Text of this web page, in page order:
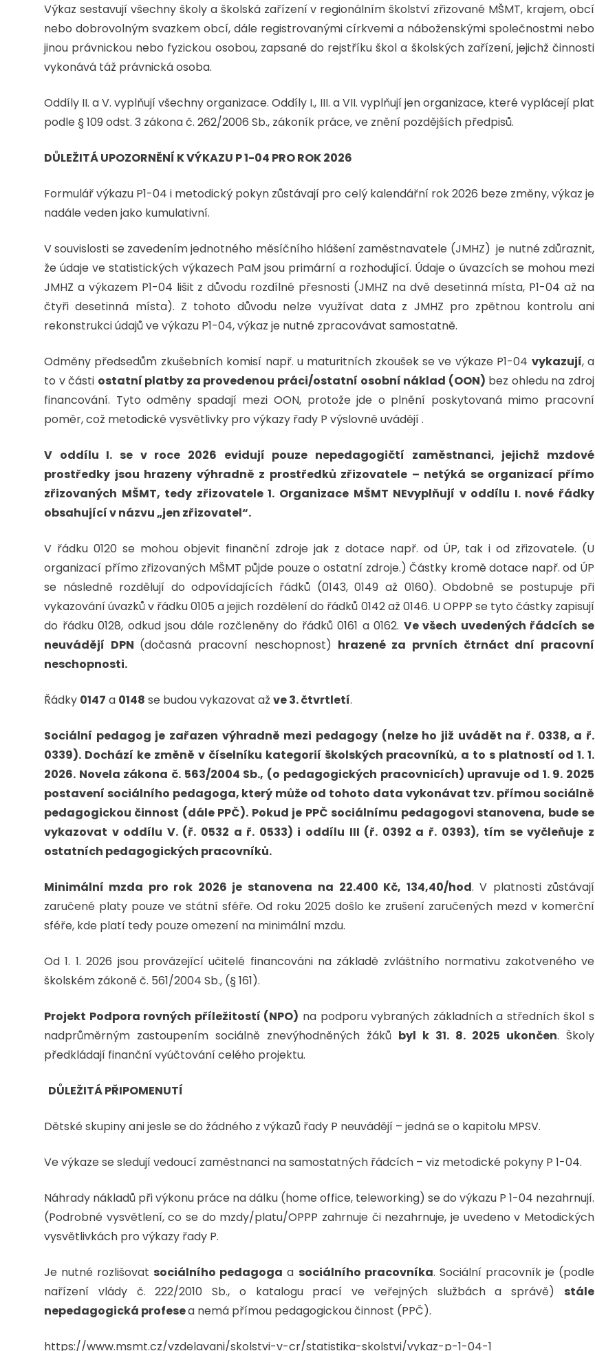
Výkaz sestavují všechny školy a školská zařízení v regionálním školství zřizované MŠMT, krajem, obcí
nebo dobrovolným svazkem obcí, dále registrovanými církvemi a náboženskými společnostmi nebo
jinou právnickou nebo fyzickou osobou, zapsané do rejstříku škol a školských zařízení, jejichž činnosti
vykonává táž právnická osoba.
Oddíly II. a V. vyplňují všechny organizace. Oddíly I., III. a VII. vyplňují jen organizace, které vyplácejí plat
podle § 109 odst. 3 zákona č. 262/2006 Sb., zákoník práce, ve znění pozdějších předpisů.
DŮLEŽITÁ UPOZORNĚNÍ K VÝKAZU P 1-04 PRO ROK 2026
Formulář výkazu P1-04 i metodický pokyn zůstávají pro celý kalendářní rok 2026 beze změny, výkaz je
nadále veden jako kumulativní.
V souvislosti se zavedením jednotného měsíčního hlášení zaměstnavatele (JMHZ) je nutné zdůraznit,
že údaje ve statistických výkazech PaM jsou primární a rozhodující. Údaje o úvazcích se mohou mezi
JMHZ a výkazem P1-04 lišit z důvodu rozdílné přesnosti (JMHZ na dvě desetinná místa, P1-04 až na
čtyři desetinná místa). Z tohoto důvodu nelze využívat data z JMHZ pro zpětnou kontrolu ani
rekonstrukci údajů ve výkazu P1-04, výkaz je nutné zpracovávat samostatně.
Odměny předsedům zkušebních komisí např. u maturitních zkoušek se ve výkaze P1-04 vykazují, a
to v části ostatní platby za provedenou práci/ostatní osobní náklad (OON) bez ohledu na zdroj
financování. Tyto odměny spadají mezi OON, protože jde o plnění poskytovaná mimo pracovní
poměr, což metodické vysvětlivky pro výkazy řady P výslovně uvádějí .
V oddílu I. se v roce 2026 evidují pouze nepedagogičtí zaměstnanci, jejichž mzdové
prostředky jsou hrazeny výhradně z prostředků zřizovatele – netýká se organizací přímo
zřizovaných MŠMT, tedy zřizovatele 1. Organizace MŠMT NEvyplňují v oddílu I. nové řádky
obsahující v názvu „jen zřizovatel“.
V řádku 0120 se mohou objevit finanční zdroje jak z dotace např. od ÚP, tak i od zřizovatele. (U
organizací přímo zřizovaných MŠMT půjde pouze o ostatní zdroje.) Částky kromě dotace např. od ÚP
se následně rozdělují do odpovídajících řádků (0143, 0149 až 0160). Obdobně se postupuje při
vykazování úvazků v řádku 0105 a jejich rozdělení do řádků 0142 až 0146. U OPPP se tyto částky zapisují
do řádku 0128, odkud jsou dále rozčleněny do řádků 0161 a 0162. Ve všech uvedených řádcích se
neuvádějí DPN (dočasná pracovní neschopnost) hrazené za prvních čtrnáct dní pracovní
neschopnosti.
Řádky 0147 a 0148 se budou vykazovat až ve 3. čtvrtletí.
Sociální pedagog je zařazen výhradně mezi pedagogy (nelze ho již uvádět na ř. 0338, a ř.
0339). Dochází ke změně v číselníku kategorií školských pracovníků, a to s platností od 1. 1.
2026. Novela zákona č. 563/2004 Sb., (o pedagogických pracovnicích) upravuje od 1. 9. 2025
postavení sociálního pedagoga, který může od tohoto data vykonávat tzv. přímou sociálně
pedagogickou činnost (dále PPČ). Pokud je PPČ sociálnímu pedagogovi stanovena, bude se
vykazovat v oddílu V. (ř. 0532 a ř. 0533) i oddílu III (ř. 0392 a ř. 0393), tím se vyčleňuje z
ostatních pedagogických pracovníků.
Minimální mzda pro rok 2026 je stanovena na 22.400 Kč, 134,40/hod. V platnosti zůstávají
zaručené platy pouze ve státní sféře. Od roku 2025 došlo ke zrušení zaručených mezd v komerční
sféře, kde platí tedy pouze omezení na minimální mzdu.
Od 1. 1. 2026 jsou provázející učitelé financováni na základě zvláštního normativu zakotveného ve
školském zákoně č. 561/2004 Sb., (§ 161).
Projekt Podpora rovných příležitostí (NPO) na podporu vybraných základních a středních škol s
nadprůměrným zastoupením sociálně znevýhodněných žáků byl k 31. 8. 2025 ukončen. Školy
předkládají finanční vyúčtování celého projektu.
DŮLEŽITÁ PŘIPOMENUTÍ
Dětské skupiny ani jesle se do žádného z výkazů řady P neuvádějí – jedná se o kapitolu MPSV.
Ve výkaze se sledují vedoucí zaměstnanci na samostatných řádcích – viz metodické pokyny P 1-04.
Náhrady nákladů při výkonu práce na dálku (home office, teleworking) se do výkazu P 1-04 nezahrnují.
(Podrobné vysvětlení, co se do mzdy/platu/OPPP zahrnuje či nezahrnuje, je uvedeno v Metodických
vysvětlivkách pro výkazy řady P.
Je nutné rozlišovat sociálního pedagoga a sociálního pracovníka. Sociální pracovník je (podle
nařízení vlády č. 222/2010 Sb., o katalogu prací ve veřejných službách a správě) stále
nepedagogická profesea nemá přímou pedagogickou činnost (PPČ).
https://www.msmt.cz/vzdelavani/skolstvi-v-cr/statistika-skolstvi/vykaz-p-1-04-1